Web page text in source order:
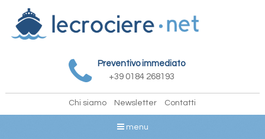
Preventivo immediato
+39 0184 268193
Chi siamo Newsletter Contatti
menu